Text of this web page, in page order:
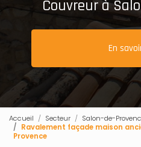
Pose
Couvreur à
En
Accueil Secteur
Salon-de-
Ravalement façade maison
Provence